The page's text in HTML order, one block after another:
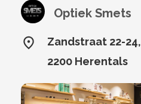
Optiek Smets
Zandstraat 22-24,
2200 Herentals